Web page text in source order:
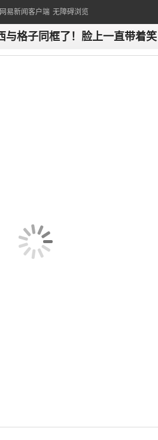
易新闻客户端 无障碍浏览
与格子同框了！脸上一直带着笑